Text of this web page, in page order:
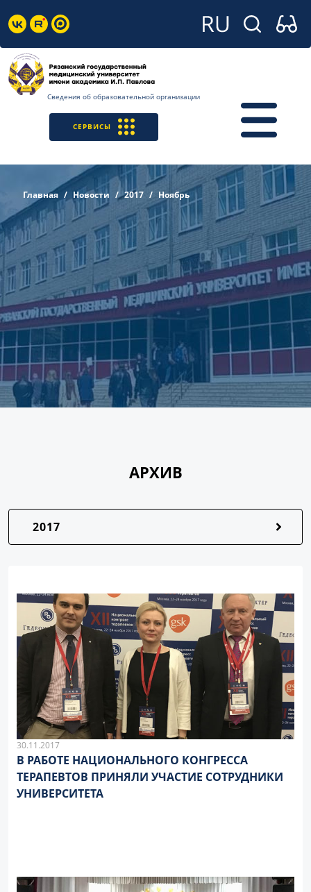
Сведения об образовательной организации
СЕРВИСЫ
Главная Новости 2017 Ноябрь
АРХИВ
2017
30.11.2017
В РАБОТЕ НАЦИОНАЛЬНОГО КОНГРЕССА
ТЕРАПЕВТОВ ПРИНЯЛИ УЧАСТИЕ СОТРУДНИКИ
УНИВЕРСИТЕТА